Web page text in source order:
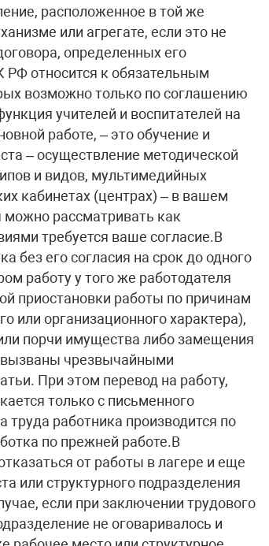
расположенное в той же
или агрегате, если это не
определенных его
РФ относится к обязательным
возможно только по соглашению
учителей и воспитателей на
работе, – это обучение и
– осуществление методической
и видов, мультимедийных
кабинетах (центрах) – в вашем
можно рассматривать как
требуется ваше согласие.В
без его согласия на срок до одного
работу у того же работодателя
приостановки работы по причинам
или организационного характера),
порчи имущества либо замещения
вызваны чрезвычайными
При этом перевод на работу,
только с письменного
труда работника производится по
по прежней работе.В
от работы в лагере и еще
или структурного подразделения
если при заключении трудового
не оговаривалось и